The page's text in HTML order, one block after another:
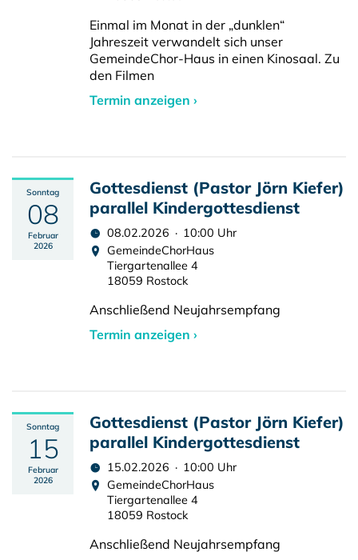
Einmal im Monat in der „dunklen“
Jahreszeit verwandelt sich unser
GemeindeChor-Haus in einen Kinosaal. Zu
den Filmen
Termin anzeigen ›
Sonntag
08
Februar
2026
Gottesdienst (Pastor Jörn Kiefer)
parallel Kindergottesdienst
08.02.2026 · 10:00 Uhr
GemeindeChorHaus
Tiergartenallee 4
18059 Rostock
Anschließend Neujahrsempfang
Termin anzeigen ›
Sonntag
15
Februar
2026
Gottesdienst (Pastor Jörn Kiefer)
parallel Kindergottesdienst
15.02.2026 · 10:00 Uhr
GemeindeChorHaus
Tiergartenallee 4
18059 Rostock
Anschließend Neujahrsempfang